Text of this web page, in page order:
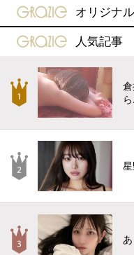
gravure-
オリジナル
gravure-
人気記事